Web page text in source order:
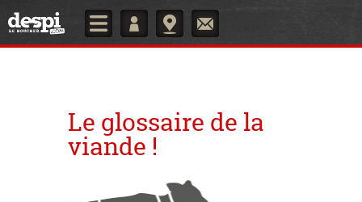
Le glossaire de la
viande !